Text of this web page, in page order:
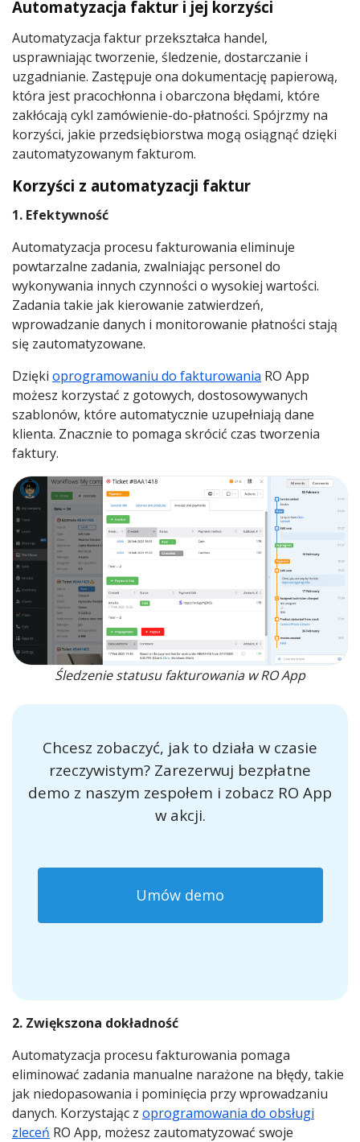
Automatyzacja faktur i jej korzyści
Automatyzacja faktur przekształca handel,
usprawniając tworzenie, śledzenie, dostarczanie i
uzgadnianie. Zastępuje ona dokumentację papierową,
która jest pracochłonna i obarczona błędami, które
zakłócają cykl zamówienie-do-płatności. Spójrzmy na
korzyści, jakie przedsiębiorstwa mogą osiągnąć dzięki
zautomatyzowanym fakturom.
Korzyści z automatyzacji faktur
1. Efektywność
Automatyzacja procesu fakturowania eliminuje
powtarzalne zadania, zwalniając personel do
wykonywania innych czynności o wysokiej wartości.
Zadania takie jak kierowanie zatwierdzeń,
wprowadzanie danych i monitorowanie płatności stają
się zautomatyzowane.
Dzięki oprogramowaniu do fakturowania RO App
możesz korzystać z gotowych, dostosowywanych
szablonów, które automatycznie uzupełniają dane
klienta. Znacznie to pomaga skrócić czas tworzenia
faktury.
Śledzenie statusu fakturowania w RO App
Chcesz zobaczyć, jak to działa w czasie
rzeczywistym? Zarezerwuj bezpłatne
demo z naszym zespołem i zobacz RO App
w akcji.
Umów demo
2. Zwiększona dokładność
Automatyzacja procesu fakturowania pomaga
eliminować zadania manualne narażone na błędy, takie
jak niedopasowania i pominięcia przy wprowadzaniu
danych. Korzystając z oprogramowania do obsługi
zleceń RO App, możesz zautomatyzować swoje